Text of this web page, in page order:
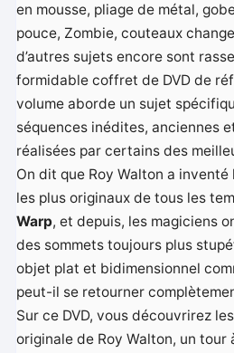
en mousse, pliage de métal,
pouce, Zombie, couteaux
d’autres sujets encore sont
formidable coffret de DVD de
volume aborde un sujet
séquences inédites, anciennes
réalisées par certains des
On dit que Roy Walton a
les plus originaux de tous les
Warp, et depuis, les magiciens
des sommets toujours plus
objet plat et bidimensionnel
peut-il se retourner
Sur ce DVD, vous découvrirez
originale de Roy Walton, un